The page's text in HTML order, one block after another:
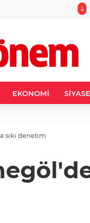
EKONOMİ
sıkı denetim